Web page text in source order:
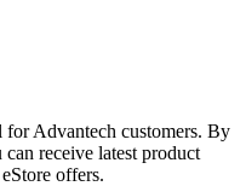
Advantech customers. By
receive latest product
offers.